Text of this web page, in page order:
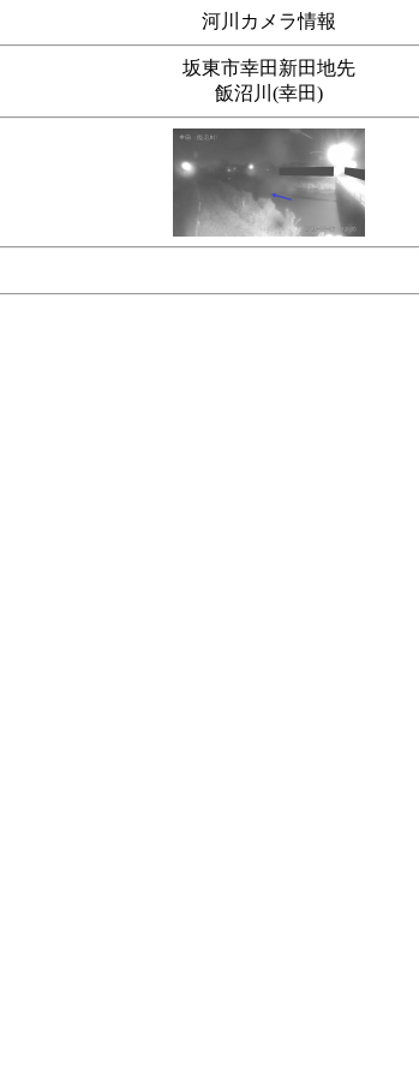
河川カメラ情報
坂東市幸田新田地先
飯沼川(幸田)